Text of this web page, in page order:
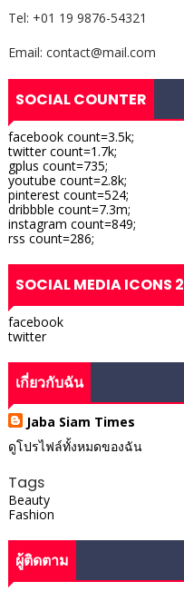
Tel: +01 19 9876-54321
Email: contact@mail.com
SOCIAL COUNTER
facebook count=3.5k;
twitter count=1.7k;
gplus count=735;
youtube count=2.8k;
pinterest count=524;
dribbble count=7.3m;
instagram count=849;
rss count=286;
SOCIAL MEDIA ICONS 2
facebook
twitter
เกี่ยวกับฉัน
Jaba Siam Times
ดูโปรไฟล์ทั้งหมดของฉัน
Tags
Beauty
Fashion
ผู้ติดตาม